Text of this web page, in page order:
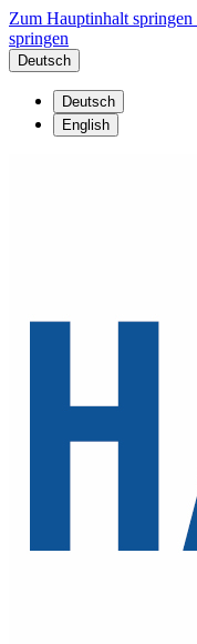
Zum Hauptinhalt springen
springen
Deutsch
Deutsch
English